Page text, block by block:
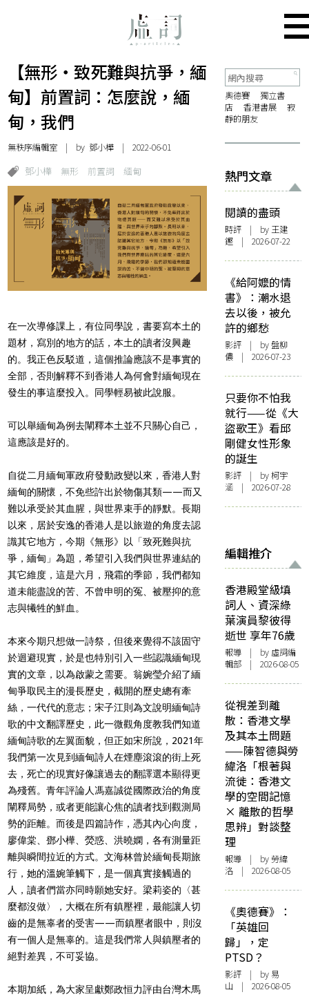
【無形・致死難與抗爭，緬
甸】前置詞：怎麼說，緬
甸，我們
無秩序編輯室 | by鄧小樺 | 2022-06-01
鄧小樺 無形 前置詞 緬甸
在一次導修課上，有位同學說，書要寫本土的
題材，寫別的地方的話，本土的讀者沒興趣
的。我正色反駁道，這個推論應該不是事實的
全部，否則解釋不到香港人為何會對緬甸現在
發生的事這麼投入。同學輕易被此說服。
可以舉緬甸為例去闡釋本土並不只關心自己，
這應該是好的。
自從二月緬甸軍政府發動政變以來，香港人對
緬甸的關懷，不免些許出於物傷其類——而又
難以承受於其血腥，與世界束手的靜默。長期
以來，居於安逸的香港人是以旅遊的角度去認
識其它地方，今期《無形》以「致死難與抗
爭，緬甸」為題，希望引入我們與世界連結的
其它維度，這是六月，飛霜的季節，我們都知
道未能盡說的苦、不曾申明的冤、被壓抑的意
志與犧牲的鮮血。
本來今期只想做一詩祭，但後來覺得不該固守
於迴避現實，於是也特別引入一些認識緬甸現
實的文章，以為啟蒙之需要。翁婉瑩介紹了緬
甸爭取民主的漫長歷史，截開的歷史總有牽
絲，一代代的意志；宋子江則為文說明緬甸詩
歌的中文翻譯歷史，此一微觀角度教我們知道
緬甸詩歌的左翼面貌，但正如宋所說，2021年
我們第一次見到緬甸詩人在煙塵滾滾的街上死
去，死亡的現實好像讓過去的翻譯選本顯得更
為殘舊。青年評論人馮嘉誠從國際政治的角度
闡釋局勢，或者更能讓心焦的讀者找到觀測局
勢的距離。而後是四篇詩作，憑其內心向度，
廖偉棠、鄧小樺、熒惑、洪曉嫻，各有測量距
離與瞬間拉近的方式。文海林曾於緬甸長期旅
行，她的溫婉筆觸下，是一個真實接觸過的
人，讀者們當亦同時願她安好。梁莉姿的〈甚
麼都沒做〉，大概在所有鎮壓裡，最能讓人切
齒的是無辜者的受害——而鎮壓者眼中，則沒
有一個人是無辜的。這是我們常人與鎮壓者的
絕對差異，不可妥協。
本期加紙，為大家呈獻鄭政恒力評由台灣木馬
奧德賽
獨立書
店
香港書展
寂
靜的朋友
熱門文章
閱讀的盡頭
時評 | by 王建
鏗 | 2026-07-22
《給阿嬤的情
書》：潮水退
去以後，被允
許的鄉愁
影評 | by 盤柳
儂 | 2026-07-23
只要你不怕我
就行——從《大
盜歌王》看邱
剛健女性形象
的誕生
影評 | by 柯宇
涵 | 2026-07-28
編輯推介
香港殿堂級填
詞人、資深綠
葉演員黎彼得
逝世 享年76歲
報導 | by 虛詞編
輯部 | 2026-08-05
從視差到離
散：香港文學
及其本土問題
——陳智德與勞
緯洛「根著與
流徙：香港文
學的空間記憶
× 離散的哲學
思辨」對談整
理
報導 | by 勞緯
洛 | 2026-08-05
《奧德賽》：
「英雄回
歸」，定
PTSD？
影評 | by 易
山 | 2026-08-05